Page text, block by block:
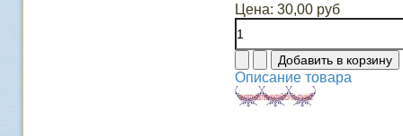
Цена: 30,00 руб
Описание товара